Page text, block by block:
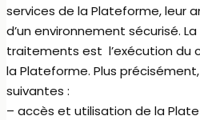
services de la Plateforme, leur
d’un environnement sécurisé.
traitements est l’exécution du
la Plateforme. Plus
suivantes :
– accès et utilisation de la